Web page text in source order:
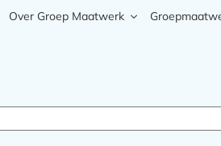
navigatie
Over Groep Maatwerk